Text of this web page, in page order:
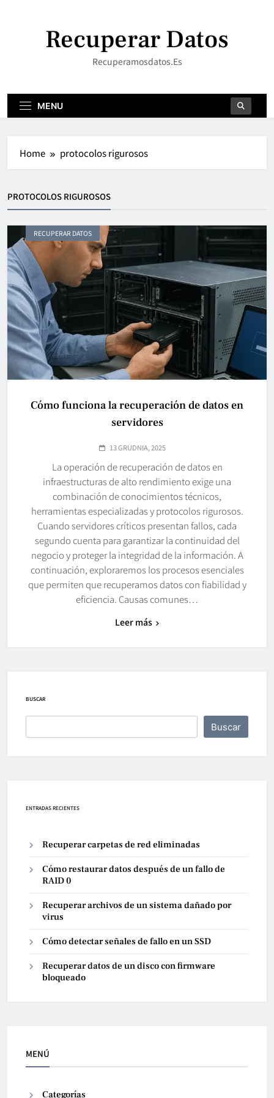
Recuperar Datos
Recuperamosdatos.es
MENU
Home protocolos rigurosos
PROTOCOLOS RIGUROSOS
RECUPERAR DATOS
Cómo funciona la recuperación de datos en
servidores
13 GRUDNIA, 2025
La operación de recuperación de datos en
infraestructuras de alto rendimiento exige una
combinación de conocimientos técnicos,
herramientas especializadas y protocolos rigurosos.
Cuando servidores críticos presentan fallos, cada
segundo cuenta para garantizar la continuidad del
negocio y proteger la integridad de la información. A
continuación, exploraremos los procesos esenciales
que permiten que recuperamos datos con fiabilidad y
eficiencia. Causas comunes…
Leer más
BUSCAR
Buscar
ENTRADAS RECIENTES
Recuperar carpetas de red eliminadas
Cómo restaurar datos después de un fallo de
RAID 0
Recuperar archivos de un sistema dañado por
virus
Cómo detectar señales de fallo en un SSD
Recuperar datos de un disco con firmware
bloqueado
MENÚ
Categorías